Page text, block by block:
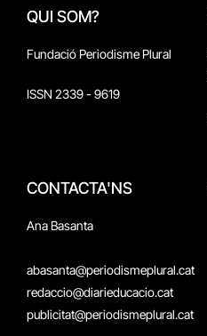
QUI SOM?
Fundació Periodisme Plural
ISSN 2339 - 9619
CONTACTA'NS
Ana Basanta
abasanta@periodismeplural.cat
redaccio@diarieducacio.cat
publicitat@periodismeplural.cat